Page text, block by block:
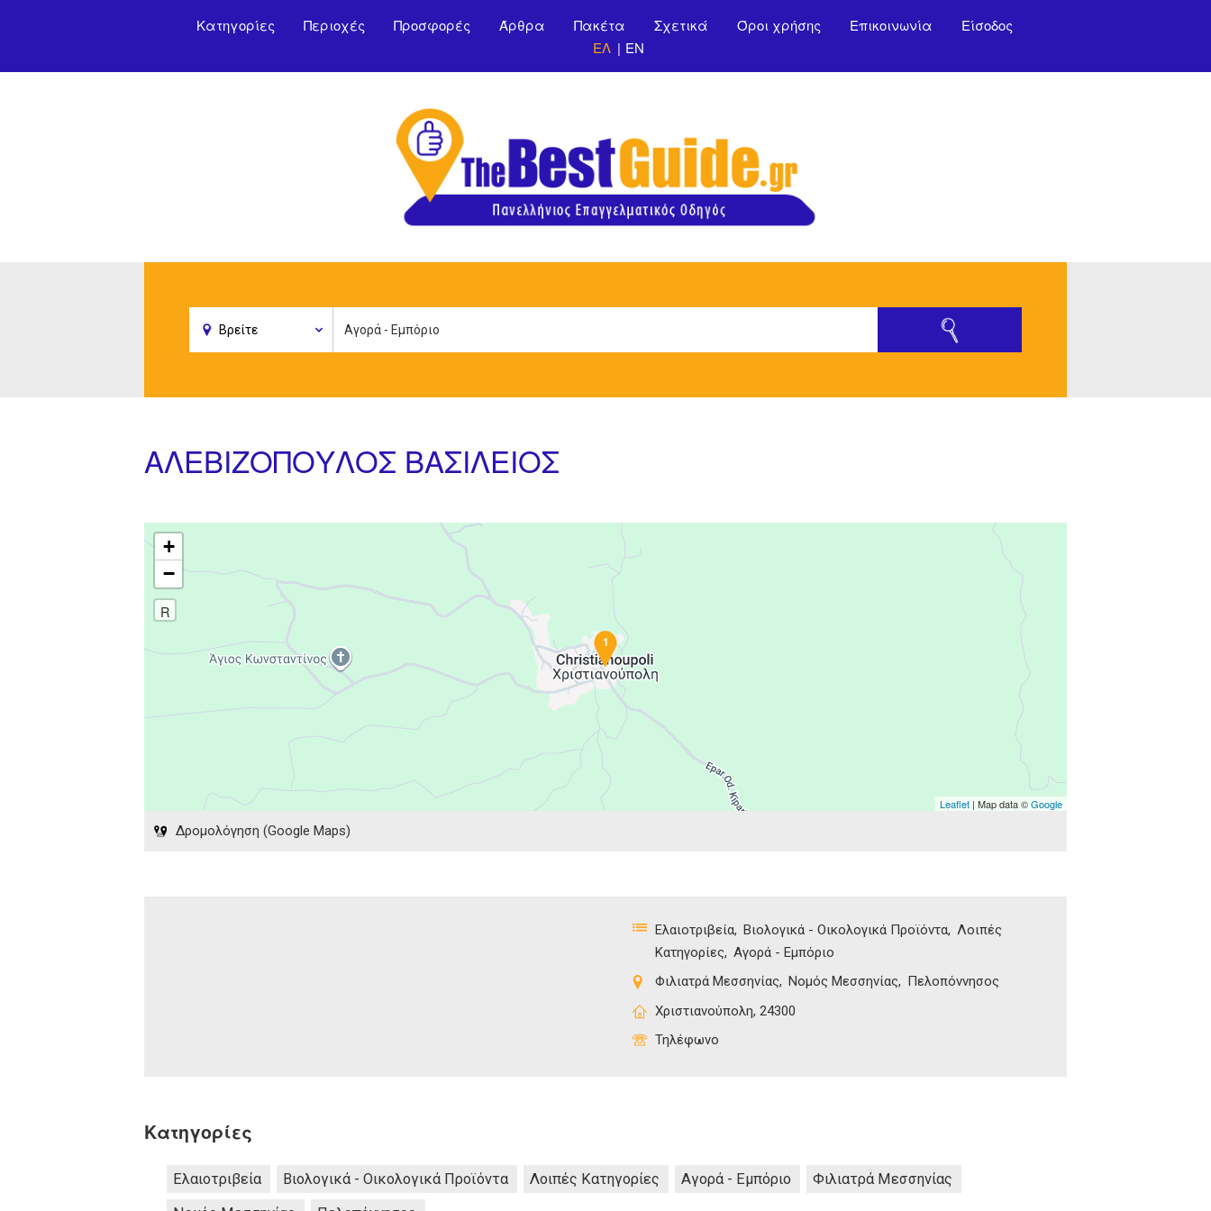
κυρίως περιεχόμενο
Κατηγορίες Περιοχές Προσφορές Άρθρα Πακέτα Σχετικά Όροι χρήσης Επικοινωνία
Είσοδος
ΕΛ
EN
ΑΛΕΒΙΖΟΠΟΥΛΟΣ ΒΑΣΙΛΕΙΟΣ
1
+
−
R
Leaflet | Map data ©Google
Δρομολόγηση (Google Maps)
Ελαιοτριβεία Βιολογικά - Οικολογικά Προϊόντα Λοιπές
Κατηγορίες
Αγορά - Εμπόριο
Φιλιατρά Μεσσηνίας
Νομός Μεσσηνίας
Πελοπόννησος
Χριστιανούπολη, 24300
Τηλέφωνο
Κατηγορίες
Ελαιοτριβεία Βιολογικά - Οικολογικά Προϊόντα Λοιπές Κατηγορίες Αγορά - Εμπόριο
Φιλιατρά Μεσσηνίας